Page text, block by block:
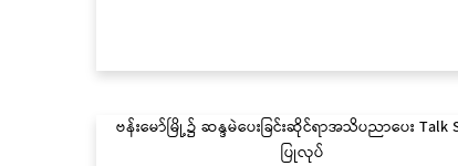
ဗန်းမော်မြို့၌ ဆန္ဒမဲပေးခြင်းဆိုင်ရာအသိပညာပေး Talk
ပြုလုပ်